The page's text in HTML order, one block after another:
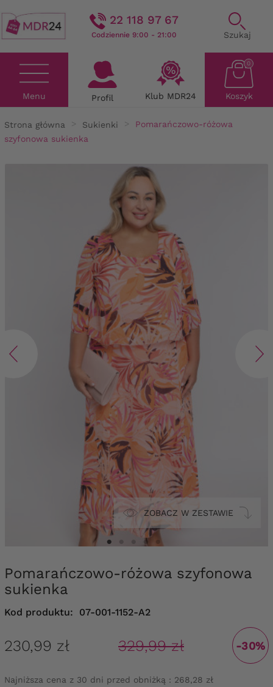
22 118 97 67
Codziennie 9:00 - 21:00 Szukaj
Menu Profil Klub MDR24 Koszyk
0
Strona główna Sukienki
Pomarańczowo-różowa
szyfonowa sukienka
ZOBACZ W ZESTAWIE
Pomarańczowo-różowa szyfonowa
sukienka
Kod produktu: 07-001-1152-A2
230,99 zł 329,99 zł -30%
Najniższa cena z 30 dni przed obniżką : 268,28 zł